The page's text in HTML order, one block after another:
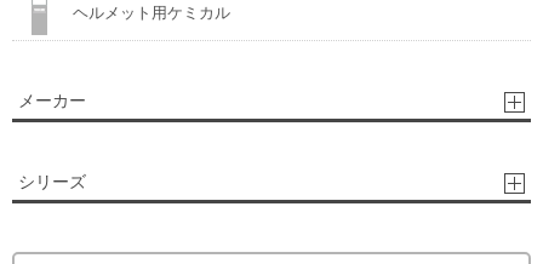
ヘルメット用ケミカル
メーカー
シリーズ